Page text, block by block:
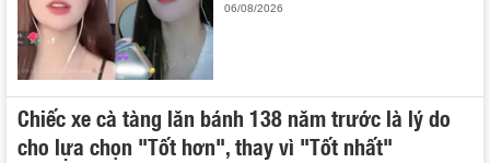
06/08/2026
Chiếc xe cà tàng lăn bánh 138 năm trước là lý do
cho lựa chọn "Tốt hơn", thay vì "Tốt nhất"